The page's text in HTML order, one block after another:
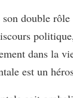
double
dans la
est un